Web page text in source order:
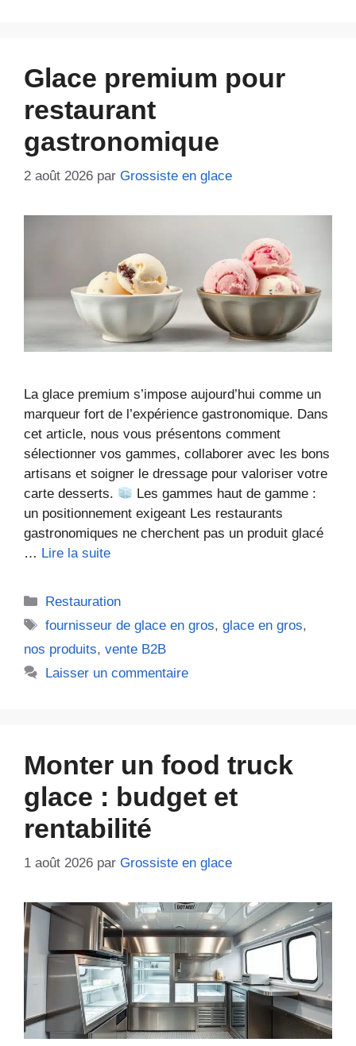
Glace premium pour
restaurant
gastronomique
2 août 2026 par Grossiste en glace
La glace premium s’impose aujourd’hui comme un
marqueur fort de l’expérience gastronomique. Dans
cet article, nous vous présentons comment
sélectionner vos gammes, collaborer avec les bons
artisans et soigner le dressage pour valoriser votre
carte desserts.
Les gammes haut de gamme :
un positionnement exigeant Les restaurants
gastronomiques ne cherchent pas un produit glacé
… Lire la suite
Catégories
Restauration
Étiquettes
fournisseur de glace en gros,glace en gros,
nos produits, vente B2B
Laisser un commentaire
Monter un food truck
glace : budget et
rentabilité
1 août 2026 par Grossiste en glace